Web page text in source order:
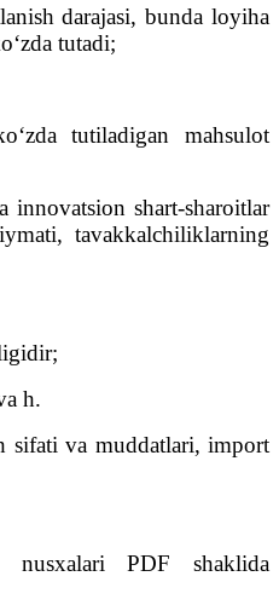
darajasi, bunda loyiha
tutadi;
tutiladigan mahsulot
shart-sharoitlar
tavakkalchiliklarning
h.
sifati va muddatlari, import
PDF shaklida